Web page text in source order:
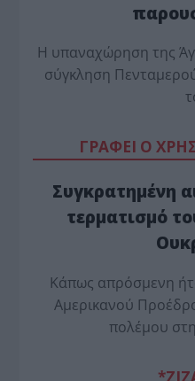
Η υπαναχώρηση της
σύγκληση
ΓΡΑΦΕΙ Ο
Συγκρατημένη
τερματισμό
Κάπως απρόσμενη
Αμερικανού
πολέμου